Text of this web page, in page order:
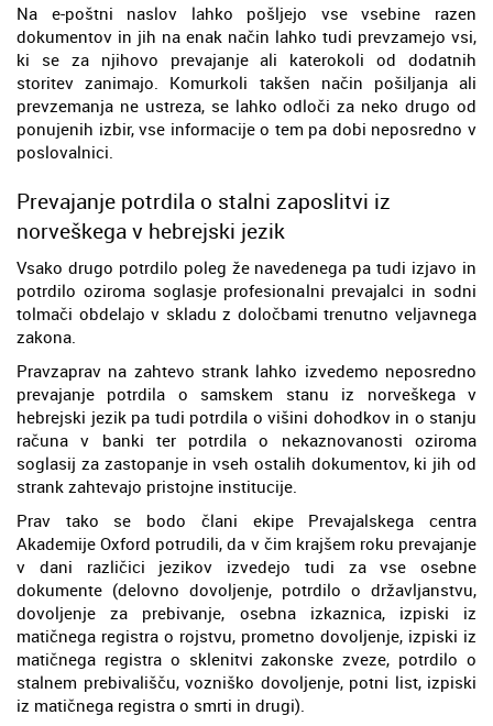
Na e-poštni naslov lahko pošljejo vse vsebine razen
dokumentov in jih na enak način lahko tudi prevzamejo vsi,
ki se za njihovo prevajanje ali katerokoli od dodatnih
storitev zanimajo. Komurkoli takšen način pošiljanja ali
prevzemanja ne ustreza, se lahko odloči za neko drugo od
ponujenih izbir, vse informacije o tem pa dobi neposredno v
poslovalnici.
Prevajanje potrdila o stalni zaposlitvi iz
norveškega v hebrejski jezik
Vsako drugo potrdilo poleg že navedenega pa tudi izjavo in
potrdilo oziroma soglasje profesionalni prevajalci in sodni
tolmači obdelajo v skladu z določbami trenutno veljavnega
zakona.
Pravzaprav na zahtevo strank lahko izvedemo neposredno
prevajanje potrdila o samskem stanu iz norveškega v
hebrejski jezik pa tudi potrdila o višini dohodkov in o stanju
računa v banki ter potrdila o nekaznovanosti oziroma
soglasij za zastopanje in vseh ostalih dokumentov, ki jih od
strank zahtevajo pristojne institucije.
Prav tako se bodo člani ekipe Prevajalskega centra
Akademije Oxford potrudili, da v čim krajšem roku prevajanje
v dani različici jezikov izvedejo tudi za vse osebne
dokumente (delovno dovoljenje, potrdilo o državljanstvu,
dovoljenje za prebivanje, osebna izkaznica, izpiski iz
matičnega registra o rojstvu, prometno dovoljenje, izpiski iz
matičnega registra o sklenitvi zakonske zveze, potrdilo o
stalnem prebivališču, vozniško dovoljenje, potni list, izpiski
iz matičnega registra o smrti in drugi).